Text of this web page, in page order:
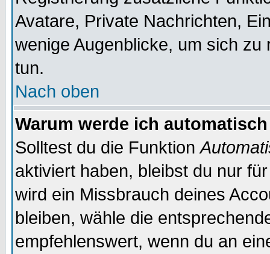
Avatare, Private Nachrichten,
wenige Augenblicke, um sich
tun.
Nach oben
Warum werde ich
Solltest du die Funktion
aktiviert haben, bleibst du nur
wird ein Missbrauch deines
bleiben, wähle die
empfehlenswert, wenn du an